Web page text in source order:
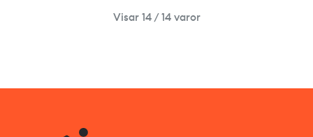
Visar 14 / 14 varor